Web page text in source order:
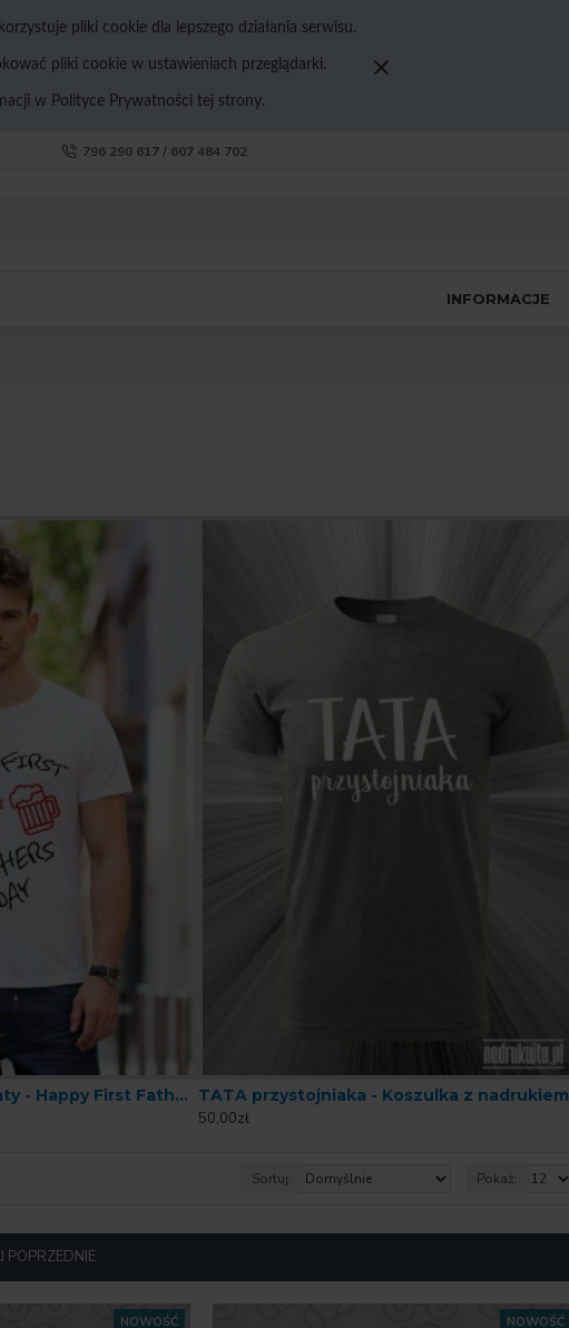
pliki cookie dla lepszego działania serwisu.
pliki cookie w ustawieniach przeglądarki.
w Polityce Prywatności tej strony.
796 290 617 / 607 484 702
INFORMACJE
Koszulka na Dzień Taty - Happy First Fathers Day
TATA przystojniaka - Koszulka z nadrukiem
50,00zł
Sortuj: Pokaż:
POPRZEDNIE
NOWOŚĆ
NOWOŚĆ